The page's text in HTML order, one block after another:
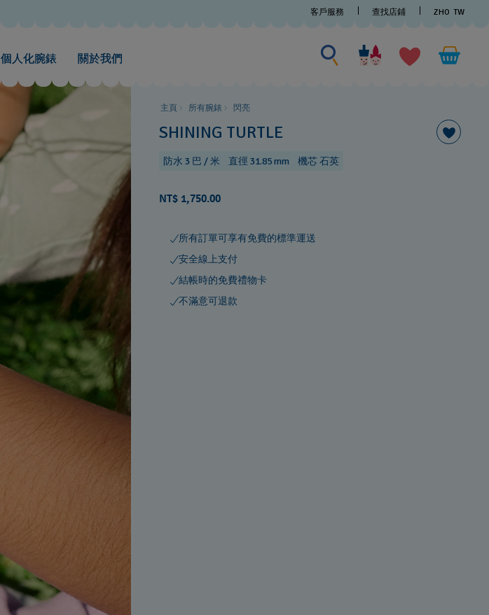
客戶服務 查找店鋪 ZHO TW
個人化腕錶 關於我們
尋
找
商
主頁 所有腕錶 閃亮
SHINING TURTLE
防水 3 巴 / 米 直徑 31.85 mm 機芯 石英
NT$ 1,750.00
所有訂單可享有免費的標準運送
安全線上支付
結帳時的免費禮物卡
不滿意可退款